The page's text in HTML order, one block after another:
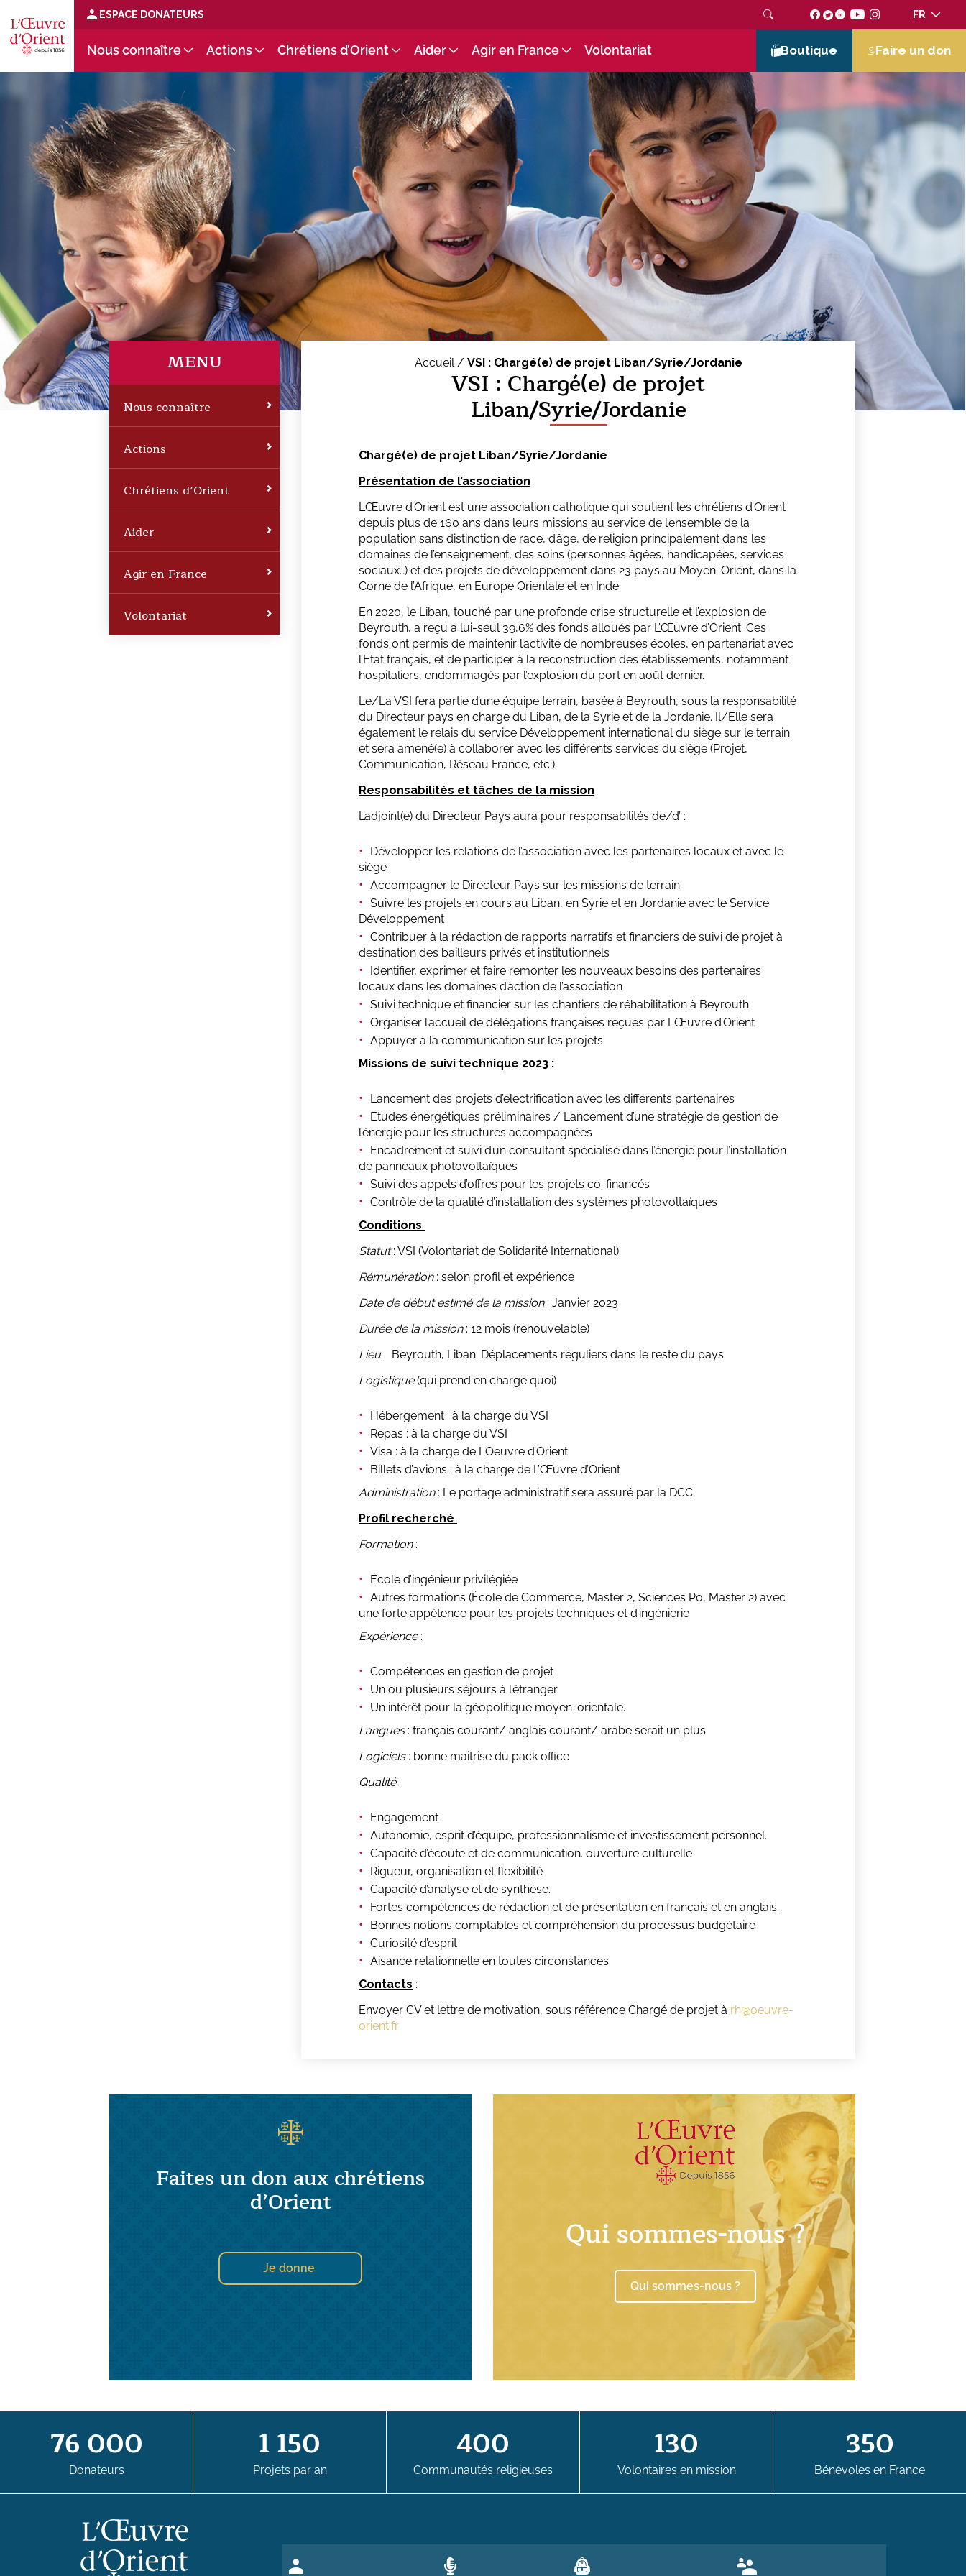
ESPACE DONATEURS FR
Nous connaître Actions Chrétiens d’Orient Aider Agir en France Volontariat Boutique Faire un don
MENU
Nous connaître
Actions
Chrétiens d’Orient
Aider
Agir en France
Volontariat
Accueil / VSI : Chargé(e) de projet Liban/Syrie/Jordanie
VSI : Chargé(e) de projet
Liban/Syrie/Jordanie
Chargé(e) de projet Liban/Syrie/Jordanie
Présentation de l’association
L’Œuvre d’Orient est une association catholique qui soutient les chrétiens d’Orient
depuis plus de 160 ans dans leurs missions au service de l’ensemble de la
population sans distinction de race, d’âge, de religion principalement dans les
domaines de l’enseignement, des soins (personnes âgées, handicapées, services
sociaux…) et des projets de développement dans 23 pays au Moyen-Orient, dans la
Corne de l’Afrique, en Europe Orientale et en Inde.
En 2020, le Liban, touché par une profonde crise structurelle et l’explosion de
Beyrouth, a reçu a lui-seul 39,6% des fonds alloués par L’Œuvre d’Orient. Ces
fonds ont permis de maintenir l’activité de nombreuses écoles, en partenariat avec
l’Etat français, et de participer à la reconstruction des établissements, notamment
hospitaliers, endommagés par l’explosion du port en août dernier.
Le/La VSI fera partie d’une équipe terrain, basée à Beyrouth, sous la responsabilité
du Directeur pays en charge du Liban, de la Syrie et de la Jordanie. Il/Elle sera
également le relais du service Développement international du siège sur le terrain
et sera amené(e) à collaborer avec les différents services du siège (Projet,
Communication, Réseau France, etc.).
Responsabilités et tâches de la mission
L’adjoint(e) du Directeur Pays aura pour responsabilités de/d’ :
Développer les relations de l’association avec les partenaires locaux et avec le
siège
Accompagner le Directeur Pays sur les missions de terrain
Suivre les projets en cours au Liban, en Syrie et en Jordanie avec le Service
Développement
Contribuer à la rédaction de rapports narratifs et financiers de suivi de projet à
destination des bailleurs privés et institutionnels
Identifier, exprimer et faire remonter les nouveaux besoins des partenaires
locaux dans les domaines d’action de l’association
Suivi technique et financier sur les chantiers de réhabilitation à Beyrouth
Organiser l’accueil de délégations françaises reçues par L’Œuvre d’Orient
Appuyer à la communication sur les projets
Missions de suivi technique 2023 :
Lancement des projets d’électrification avec les différents partenaires
Etudes énergétiques préliminaires / Lancement d’une stratégie de gestion de
l’énergie pour les structures accompagnées
Encadrement et suivi d’un consultant spécialisé dans l’énergie pour l’installation
de panneaux photovoltaïques
Suivi des appels d’offres pour les projets co-financés
Contrôle de la qualité d’installation des systèmes photovoltaïques
Conditions
Statut: VSI (Volontariat de Solidarité International)
Rémunération: selon profil et expérience
Date de début estimé de la mission: Janvier 2023
Durée de la mission: 12 mois (renouvelable)
Lieu: Beyrouth, Liban. Déplacements réguliers dans le reste du pays
Logistique(qui prend en charge quoi)
Hébergement : à la charge du VSI
Repas : à la charge du VSI
Visa : à la charge de L’Oeuvre d’Orient
Billets d’avions : à la charge de L’Œuvre d’Orient
Administration: Le portage administratif sera assuré par la DCC.
Profil recherché
Formation:
École d’ingénieur privilégiée
Autres formations (École de Commerce, Master 2, Sciences Po, Master 2) avec
une forte appétence pour les projets techniques et d’ingénierie
Expérience:
Compétences en gestion de projet
Un ou plusieurs séjours à l’étranger
Un intérêt pour la géopolitique moyen-orientale.
Langues: français courant/ anglais courant/ arabe serait un plus
Logiciels: bonne maitrise du pack office
Qualité:
Engagement
Autonomie, esprit d’équipe, professionnalisme et investissement personnel.
Capacité d’écoute et de communication. ouverture culturelle
Rigueur, organisation et flexibilité
Capacité d’analyse et de synthèse.
Fortes compétences de rédaction et de présentation en français et en anglais.
Bonnes notions comptables et compréhension du processus budgétaire
Curiosité d’esprit
Aisance relationnelle en toutes circonstances
Contacts :
Envoyer CV et lettre de motivation, sous référence Chargé de projet à rh@oeuvre-
orient.fr
Faites un don aux chrétiens
d’Orient
Je donne
Qui sommes-nous ?
Qui sommes-nous ?
76 000
Donateurs
1 150
Projets par an
400
Communautés religieuses
130
Volontaires en mission
350
Bénévoles en France